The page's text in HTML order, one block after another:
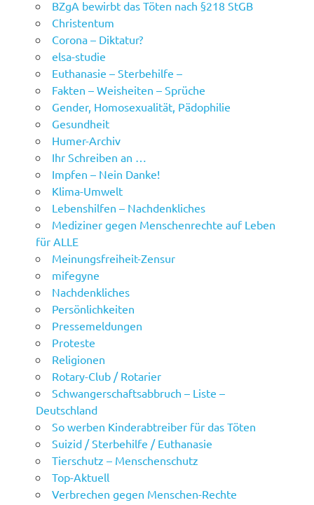
BZgA bewirbt das Töten nach §218 StGB
Christentum
Corona – Diktatur?
elsa-studie
Euthanasie – Sterbehilfe –
Fakten – Weisheiten – Sprüche
Gender, Homosexualität, Pädophilie
Gesundheit
Humer-Archiv
Ihr Schreiben an …
Impfen – Nein Danke!
Klima-Umwelt
Lebenshilfen – Nachdenkliches
Mediziner gegen Menschenrechte auf Leben
für ALLE
Meinungsfreiheit-Zensur
mifegyne
Nachdenkliches
Persönlichkeiten
Pressemeldungen
Proteste
Religionen
Rotary-Club / Rotarier
Schwangerschaftsabbruch – Liste –
Deutschland
So werben Kinderabtreiber für das Töten
Suizid / Sterbehilfe / Euthanasie
Tierschutz – Menschenschutz
Top-Aktuell
Verbrechen gegen Menschen-Rechte